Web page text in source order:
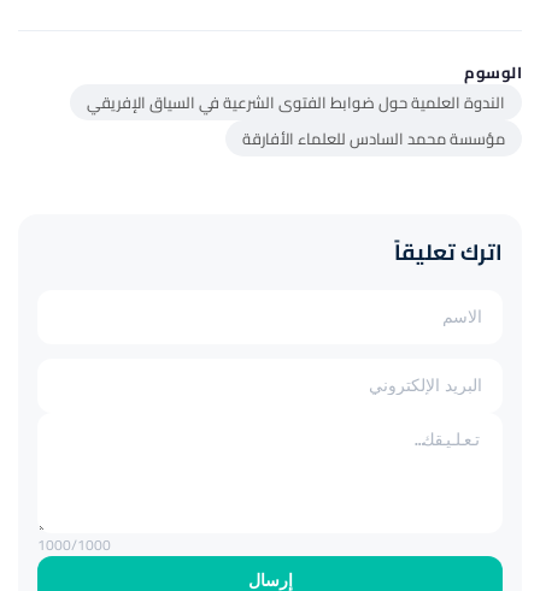
الوسوم
الندوة العلمية حول ضوابط الفتوى الشرعية في السياق الإفريقي
مؤسسة محمد السادس للعلماء الأفارقة
اترك تعليقاً
إرسال
1000/1000